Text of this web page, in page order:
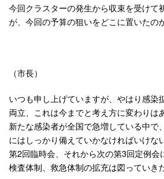
今回クラスターの発生から収束を受けて
が、今回の予算の狙いをどこに置いたの
（市長）
いつも申し上げていますが、やはり感染
両立、これは今までと考え方に変わりは
新たな感染者が全国で急増している中で
にはしっかり備えていかなければいけな
第2回臨時会、それから次の第3回定例会
検査体制、救急体制の拡充は図っていき